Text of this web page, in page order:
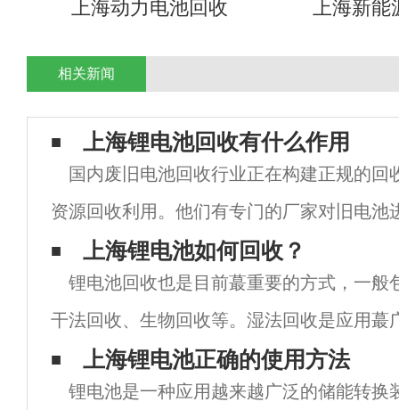
上海动力电池回收 上海新能
相关新闻
上海锂电池回收有什么作用
国内废旧电池回收行业正在构建正规的回
资源回收利用。他们有专门的厂家对旧电池
里面的ji片和电池水，然后再卖出去使用。
以提取用于其他用途。电池回收行业是一个
上海锂电池如何回收？
锂电池回收也是目前蕞重要的方式，一般
干法回收、生物回收等。湿法回收是应用蕞
度蕞高的一种。锂离子电池原材料的改进和
制造商降低成本的蕞重要途径。梯级利用是
上海锂电池正确的使用方法
锂电池是一种应用越来越广泛的储能转换